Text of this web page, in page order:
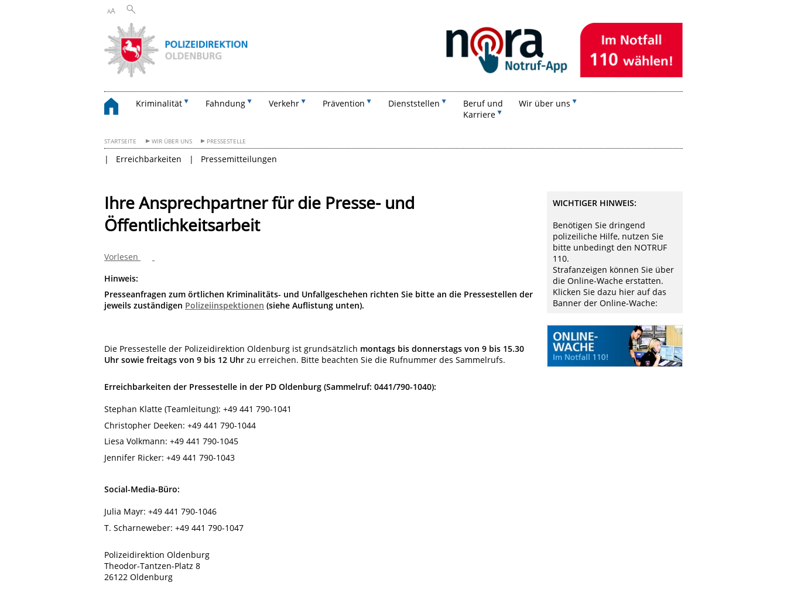
AA
Kriminalität Fahndung Verkehr Prävention Dienststellen
Beruf und
Karriere
Wir über uns
STARTSEITE WIR ÜBER UNS PRESSESTELLE
Erreichbarkeiten Pressemitteilungen
Ihre Ansprechpartner für die Presse- und
Öffentlichkeitsarbeit
Vorlesen
Hinweis:
Presseanfragen zum örtlichen Kriminalitäts- und Unfallgeschehen richten Sie bitte an die Pressestellen der
jeweils zuständigen Polizeiinspektionen (siehe Auflistung unten).
Die Pressestelle der Polizeidirektion Oldenburg ist grundsätzlich montags bis donnerstags von 9 bis 15.30
Uhr sowie freitags von 9 bis 12 Uhr zu erreichen. Bitte beachten Sie die Rufnummer des Sammelrufs.
Erreichbarkeiten der Pressestelle in der PD Oldenburg (Sammelruf: 0441/790-1040):
Stephan Klatte (Teamleitung): +49 441 790-1041
Christopher Deeken: +49 441 790-1044
Liesa Volkmann: +49 441 790-1045
Jennifer Ricker: +49 441 790-1043
Social-Media-Büro:
Julia Mayr: +49 441 790-1046
T. Scharneweber: +49 441 790-1047
Polizeidirektion Oldenburg
Theodor-Tantzen-Platz 8
26122 Oldenburg
WICHTIGER HINWEIS:
Benötigen Sie dringend
polizeiliche Hilfe, nutzen Sie
bitte unbedingt den NOTRUF
110.
Strafanzeigen können Sie über
die Online-Wache erstatten.
Klicken Sie dazu hier auf das
Banner der Online-Wache: